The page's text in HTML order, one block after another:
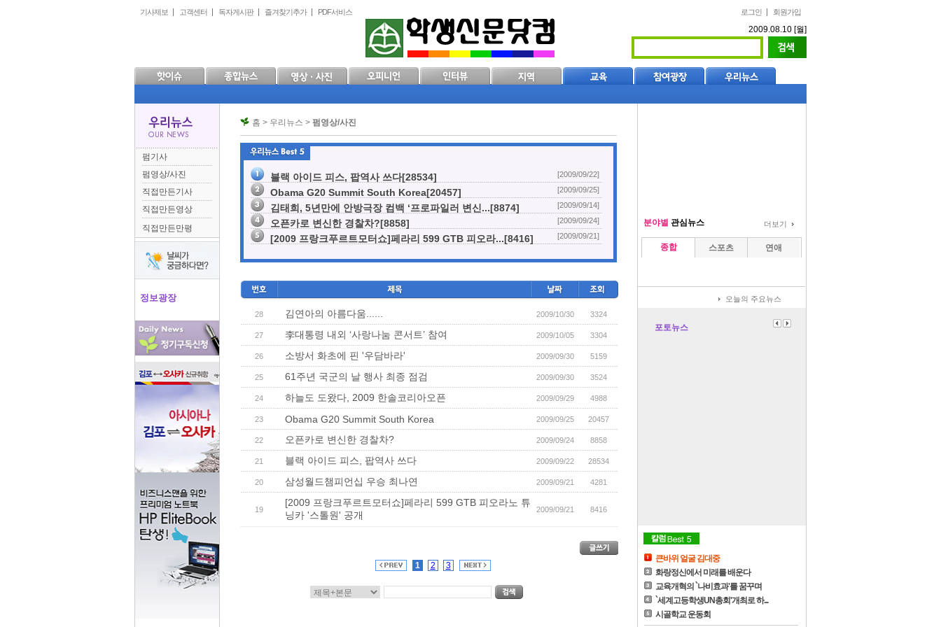
문
로
인
바
위
바
로그인 회원가입
기사제보 고객센터 독자게시판 즐겨찾기추가 PDF서비스
2009.08.10 [월]
펌기사
펌영상/사진
직접만든기사
직접만든영상
직접만든만평
정보광장
홈 > 우리뉴스 > 펌영상/사진
블랙 아이드 피스, 팝역사 쓰다[28534] [2009/09/22]
Obama G20 Summit South Korea[20457] [2009/09/25]
김태희, 5년만에 안방극장 컴백 ‘프로파일러 변신...[8874] [2009/09/14]
오픈카로 변신한 경찰차?[8858] [2009/09/24]
[2009 프랑크푸르트모터쇼]페라리 599 GTB 피오라...[8416] [2009/09/21]
28 김연아의 아름다움...... 2009/10/30 3324
27 李대통령 내외 ‘사랑나눔 콘서트’ 참여 2009/10/05 3304
26 소방서 화초에 핀 '우담바라' 2009/09/30 5159
25 61주년 국군의 날 행사 최종 점검 2009/09/30 3524
24 하늘도 도왔다, 2009 한솔코리아오픈 2009/09/29 4988
23 Obama G20 Summit South Korea 2009/09/25 20457
22 오픈카로 변신한 경찰차? 2009/09/24 8858
21 블랙 아이드 피스, 팝역사 쓰다 2009/09/22 28534
20 삼성월드챔피언십 우승 최나연 2009/09/21 4281
19
[2009 프랑크푸르트모터쇼]페라리 599 GTB 피오라노 튜
닝카 '스톨원' 공개
2009/09/21 8416
1 2 3
분야별 관심뉴스 더보기
종합 스포츠 연애
오늘의 주요뉴스
포토뉴스
큰바위 얼굴 김대중
화랑정신에서 미래를 배운다
교육개혁의 `나비효과'를 꿈꾸며
`세계고등학생UN총회'개최로 하...
시골학교 운동회